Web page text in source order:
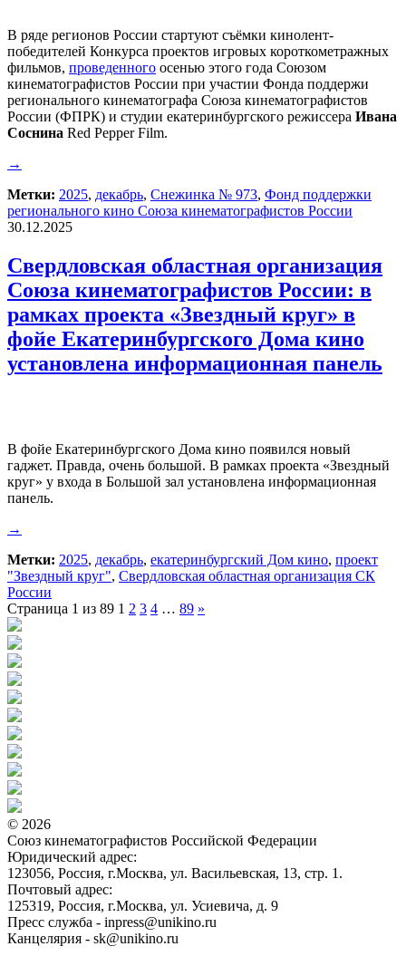
В ряде регионов России стартуют съёмки кинолент-
победителей Конкурса проектов игровых короткометражных
фильмов, проведенного осенью этого года Союзом
кинематографистов России при участии Фонда поддержи
регионального кинематографа Союза кинематографистов
России (ФПРК) и студии екатеринбургского режиссера Ивана
Соснина Red Pepper Film.
→
Метки: 2025, декабрь, Снежинка № 973, Фонд поддержки
регионального кино Союза кинематографистов России
30.12.2025
Свердловская областная организация
Союза кинематографистов России: в
рамках проекта «Звездный круг» в
фойе Екатеринбургского Дома кино
установлена информационная панель
В фойе Екатеринбургского Дома кино появился новый
гаджет. Правда, очень большой. В рамках проекта «Звездный
круг» у входа в Большой зал установлена информационная
панель.
→
Метки: 2025, декабрь, екатеринбургский Дом кино, проект
"Звездный круг", Свердловская областная организация СК
России
Страница 1 из 89 1 2 3 4 … 89 »
© 2026
Союз кинематографистов Российской Федерации
Юридический адрес:
123056, Россия, г.Москва, ул. Васильевская, 13, стр. 1.
Почтовый адрес:
125319, Россия, г.Москва, ул. Усиевича, д. 9
Пресс служба - inpress@unikino.ru
Канцелярия - sk@unikino.ru